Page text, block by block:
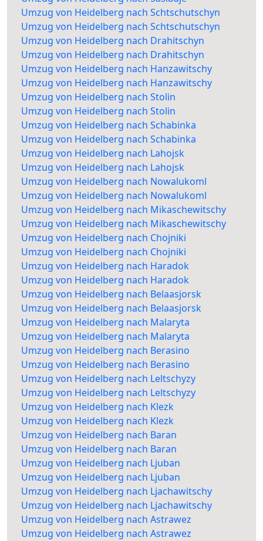
Umzug von Heidelberg nach Schtschutschyn
Umzug von Heidelberg nach Schtschutschyn
Umzug von Heidelberg nach Drahitschyn
Umzug von Heidelberg nach Drahitschyn
Umzug von Heidelberg nach Hanzawitschy
Umzug von Heidelberg nach Hanzawitschy
Umzug von Heidelberg nach Stolin
Umzug von Heidelberg nach Stolin
Umzug von Heidelberg nach Schabinka
Umzug von Heidelberg nach Schabinka
Umzug von Heidelberg nach Lahojsk
Umzug von Heidelberg nach Lahojsk
Umzug von Heidelberg nach Nowalukoml
Umzug von Heidelberg nach Nowalukoml
Umzug von Heidelberg nach Mikaschewitschy
Umzug von Heidelberg nach Mikaschewitschy
Umzug von Heidelberg nach Chojniki
Umzug von Heidelberg nach Chojniki
Umzug von Heidelberg nach Haradok
Umzug von Heidelberg nach Haradok
Umzug von Heidelberg nach Belaasjorsk
Umzug von Heidelberg nach Belaasjorsk
Umzug von Heidelberg nach Malaryta
Umzug von Heidelberg nach Malaryta
Umzug von Heidelberg nach Berasino
Umzug von Heidelberg nach Berasino
Umzug von Heidelberg nach Leltschyzy
Umzug von Heidelberg nach Leltschyzy
Umzug von Heidelberg nach Klezk
Umzug von Heidelberg nach Klezk
Umzug von Heidelberg nach Baran
Umzug von Heidelberg nach Baran
Umzug von Heidelberg nach Ljuban
Umzug von Heidelberg nach Ljuban
Umzug von Heidelberg nach Ljachawitschy
Umzug von Heidelberg nach Ljachawitschy
Umzug von Heidelberg nach Astrawez
Umzug von Heidelberg nach Astrawez